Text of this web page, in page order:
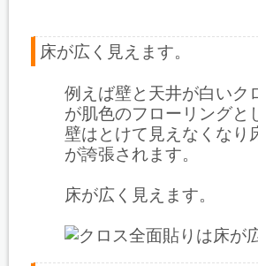
床が広く見えます。
例えば壁と天井が白いク
が肌色のフローリングと
壁はとけて見えなくなり
が誇張されます。
床が広く見えます。